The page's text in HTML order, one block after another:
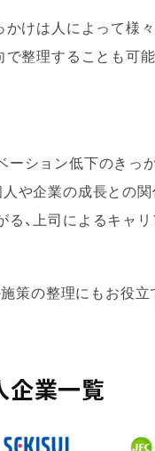
けは人によって様
整理することも可能
ーション低下のきっ
や企業の成長との
、上司によるキャ
施策の整理にもお役
企業一覧